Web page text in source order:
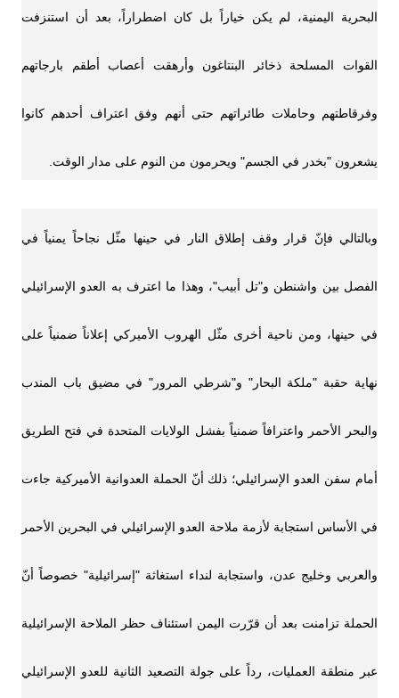
البحرية اليمنية، لم يكن خياراً بل كان اضطراراً، بعد أن استنزفت
القوات المسلحة ذخائر البنتاغون وأرهقت أعصاب أطقم بارجاتهم
وفرقاطتهم وحاملات طائراتهم حتى أنهم وفق اعتراف أحدهم كانوا
يشعرون "بخدر في الجسم" ويحرمون من النوم على مدار الوقت.
وبالتالي فإنّ قرار وقف إطلاق النار في حينها مثّل نجاحاً يمنياً في
الفصل بين واشنطن و"تل أبيب"، وهذا ما اعترف به العدو الإسرائيلي
في حينها، ومن ناحية أخرى مثّل الهروب الأميركي إعلاناً ضمنياً على
نهاية حقبة "ملكة البحار" و"شرطي المرور" في مضيق باب المندب
والبحر الأحمر واعترافاً ضمنياً بفشل الولايات المتحدة في فتح الطريق
أمام سفن العدو الإسرائيلي؛ ذلك أنّ الحملة العدوانية الأميركية جاءت
في الأساس استجابة لأزمة ملاحة العدو الإسرائيلي في البحرين الأحمر
والعربي وخليج عدن، واستجابة لنداء استغاثة "إسرائيلية" خصوصاً أنّ
الحملة تزامنت بعد أن قرّرت اليمن استئناف حظر الملاحة الإسرائيلية
عبر منطقة العمليات، رداً على جولة التصعيد الثانية للعدو الإسرائيلي